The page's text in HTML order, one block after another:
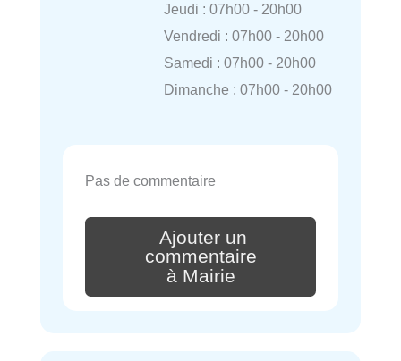
Jeudi : 07h00 - 20h00
Vendredi : 07h00 - 20h00
Samedi : 07h00 - 20h00
Dimanche : 07h00 - 20h00
Pas de commentaire
Ajouter un
commentaire
à Mairie